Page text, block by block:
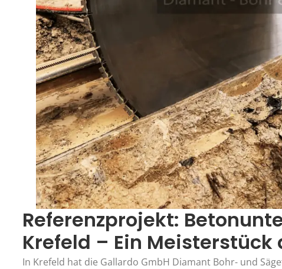
Referenzprojekt:
Krefeld – Ein Meisterstück
In Krefeld hat die Gallardo GmbH Diamant Bohr- und